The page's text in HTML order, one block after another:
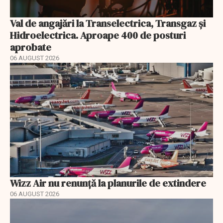
Val de angajări la Transelectrica, Transgaz și
Hidroelectrica. Aproape 400 de posturi
aprobate
06 AUGUST 2026
Wizz Air nu renunță la planurile de extindere
06 AUGUST 2026